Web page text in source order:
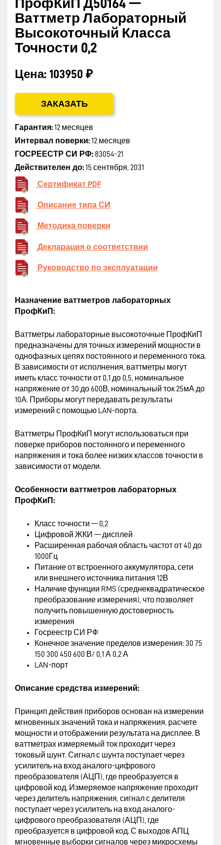
ПрофКиП Д50164 —
Ваттметр Лабораторный
Высокоточный Класса
Точности 0,2
Цена: 103950 ₽
ЗАКАЗАТЬ
Гарантия:12 месяцев
Интервал поверки:12 месяцев
ГОСРЕЕСТР СИ РФ: 83054-21
Действителен до:15 сентября, 2031
Сертификат PDF
Описание типа СИ
Методика поверки
Декларация о соответствии
Руководство по эксплуатации
Назначение ваттметров лабораторных
ПрофКиП:
Ваттметры лабораторные высокоточные ПрофКиП
предназначены для точных измерений мощности в
однофазных цепях постоянного и переменного тока.
В зависимости от исполнения, ваттметры могут
иметь класс точности от 0,1 до 0,5, номинальное
напряжение от 30 до 600В, номинальный ток 25мА до
10А. Приборы могут передавать результаты
измерений с помощью LAN-порта.
Ваттметры ПрофКиП могут использоваться при
поверке приборов постоянного и переменного
напряжения и тока более низких классов точности в
зависимости от модели.
Особенности ваттметров лабораторных
ПрофКиП:
Класс точности — 0,2
Цифровой ЖКИ — дисплей
Расширенная рабочая область частот от 40 до
1000Гц
Питание от встроенного аккумулятора, сети
или внешнего источника питания 12В
Наличие функции RMS (среднеквадратическое
преобразование измерения), что позволяет
получить повышенную достоверность
измерения
Госреестр СИ РФ
Конечное значение пределов измерения: 30 75
150 300 450 600 В/ 0,1 А 0,2 А
LAN-порт
Описание средства измерений:
Принцип действия приборов основан на измерении
мгновенных значений тока и напряжения, расчете
мощности и отображении результата на дисплее. В
ваттметрах измеряемый ток проходит через
токовый шунт. Сигнал с шунта поступает через
усилитель на вход аналого-цифрового
преобразователя (АЦП), где преобразуется в
цифровой код. Измеряемое напряжение проходит
через делитель напряжения, сигнал с делителя
поступает через усилитель на вход аналого-
цифрового преобразователя (АЦП), где
преобразуется в цифровой код. С выходов АПЦ
мгновенные выборки сигналов через микросхемы